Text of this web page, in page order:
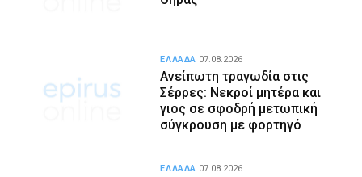
Ανείπωτη τραγωδία στις
Σέρρες: Νεκροί μητέρα και
γιος σε σφοδρή μετωπική
σύγκρουση με φορτηγό
ΕΛΛΑΔΑ 07.08.2026
ΕΛΛΑΔΑ 07.08.2026